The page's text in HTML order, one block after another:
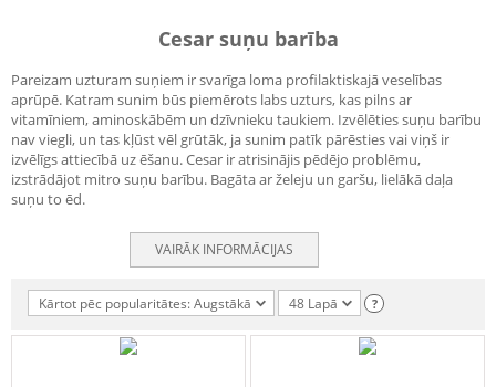
Cesar suņu barība
Pareizam uzturam suņiem ir svarīga loma profilaktiskajā veselības
aprūpē. Katram sunim būs piemērots labs uzturs, kas pilns ar
vitamīniem, aminoskābēm un dzīvnieku taukiem. Izvēlēties suņu barību
nav viegli, un tas kļūst vēl grūtāk, ja sunim patīk pārēsties vai viņš ir
izvēlīgs attiecībā uz ēšanu. Cesar ir atrisinājis pēdējo problēmu,
izstrādājot mitro suņu barību. Bagāta ar želeju un garšu, lielākā daļa
suņu to ēd.
VAIRĀK INFORMĀCIJAS
Kārtot pēc popularitātes: Augstākā 48 Lapā ?